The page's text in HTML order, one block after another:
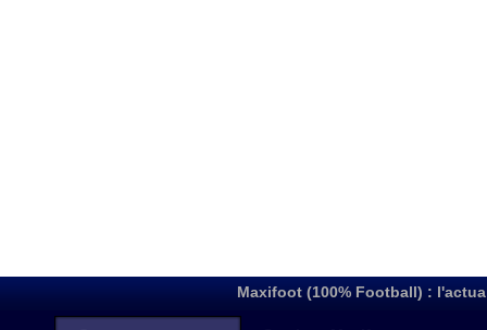
Maxifoot (100% Football) :